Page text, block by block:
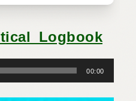
プ
ー
ー
00:00